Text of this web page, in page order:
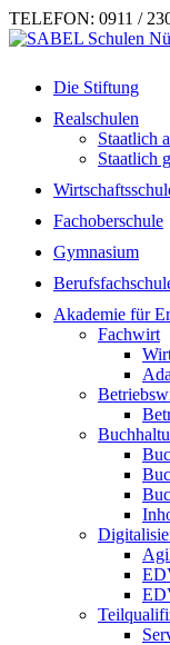
Zum
Inhalt
TELEFON: 0911 /
Die Stiftung
Realschulen
Staatlich
Staatlich
Fachoberschule
Gymnasium
Akademie für
Fachwirt